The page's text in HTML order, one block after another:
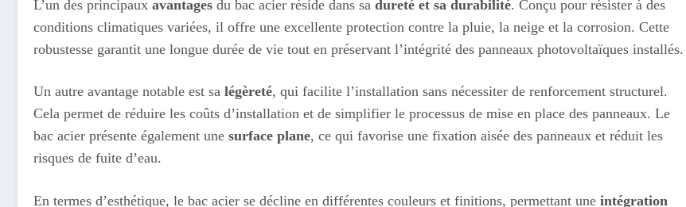
L’un des principaux avantages du bac acier réside dans sa dureté et sa durabilité. Conçu pour résister à des
conditions climatiques variées, il offre une excellente protection contre la pluie, la neige et la corrosion. Cette
robustesse garantit une longue durée de vie tout en préservant l’intégrité des panneaux photovoltaïques installés.
Un autre avantage notable est sa légèreté, qui facilite l’installation sans nécessiter de renforcement structurel.
Cela permet de réduire les coûts d’installation et de simplifier le processus de mise en place des panneaux. Le
bac acier présente également une surface plane, ce qui favorise une fixation aisée des panneaux et réduit les
risques de fuite d’eau.
En termes d’esthétique, le bac acier se décline en différentes couleurs et finitions, permettant une intégration